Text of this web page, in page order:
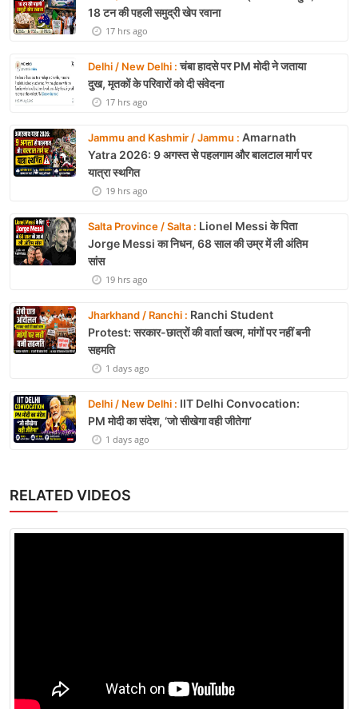
18 टन की पहली समुद्री खेप रवाना
17 hrs ago
Delhi / New Delhi :चंबा हादसे पर PM मोदी ने जताया
दुख, मृतकों के परिवारों को दी संवेदना
17 hrs ago
Jammu and Kashmir / Jammu : Amarnath
Yatra 2026: 9 अगस्त से पहलगाम और बालटाल मार्ग पर
यात्रा स्थगित
19 hrs ago
Salta Province / Salta : Lionel Messi के पिता
Jorge Messi का निधन, 68 साल की उम्र में ली अंतिम
सांस
19 hrs ago
Jharkhand / Ranchi : Ranchi Student
Protest: सरकार-छात्रों की वार्ता खत्म, मांगों पर नहीं बनी
सहमति
1 days ago
Delhi / New Delhi : IIT Delhi Convocation:
PM मोदी का संदेश, ‘जो सीखेगा वही जीतेगा’
1 days ago
RELATED VIDEOS